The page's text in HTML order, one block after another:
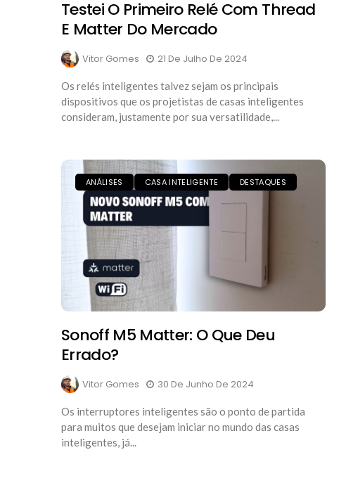
Testei O Primeiro Relé Com Thread
E Matter Do Mercado
Vitor Gomes 21 De Julho De 2024
Os relés inteligentes talvez sejam os principais
dispositivos que os projetistas de casas inteligentes
consideram, justamente por sua versatilidade,...
ANÁLISES CASA INTELIGENTE DESTAQUES
Sonoff M5 Matter: O Que Deu
Errado?
Vitor Gomes 30 De Junho De 2024
Os interruptores inteligentes são o ponto de partida
para muitos que desejam iniciar no mundo das casas
inteligentes, já...